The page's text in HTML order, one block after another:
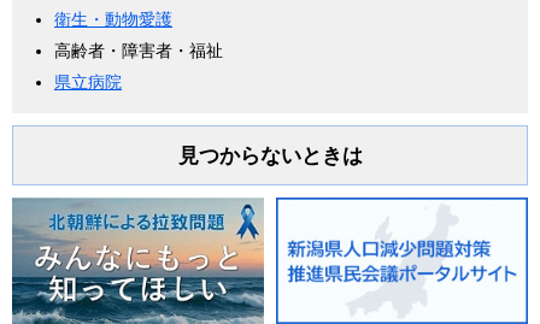
衛生・動物愛護
高齢者・障害者・福祉
県立病院
見つからないときは